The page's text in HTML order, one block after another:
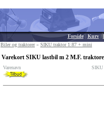
Forside| Kurv|
Biler og traktorer» SIKU traktor 1:87 + mini
Varekort SIKU lastbil m 2 M.F.
Varenavn SIKU